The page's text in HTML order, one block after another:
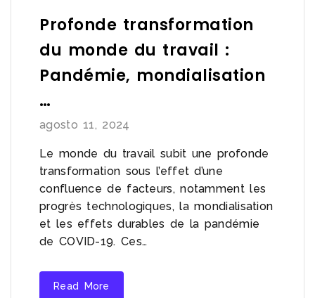
Profonde transformation
du monde du travail :
Pandémie, mondialisation
…
agosto 11, 2024
Le monde du travail subit une profonde
transformation sous l’effet d’une
confluence de facteurs, notamment les
progrès technologiques, la mondialisation
et les effets durables de la pandémie
de COVID-19. Ces…
Read More